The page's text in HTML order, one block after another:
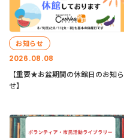
2026.08.08
お知らせ
【重要★お盆期間の休館日のお知ら
せ】